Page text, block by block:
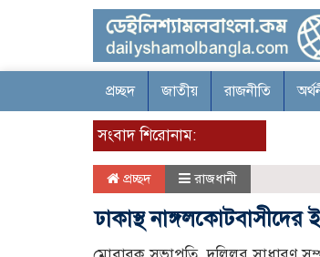
প্রচ্ছদ জাতীয় রাজনীতি
সংবাদ শিরোনাম:
প্রচ্ছদ রাজধানী
ঢাকাস্থ